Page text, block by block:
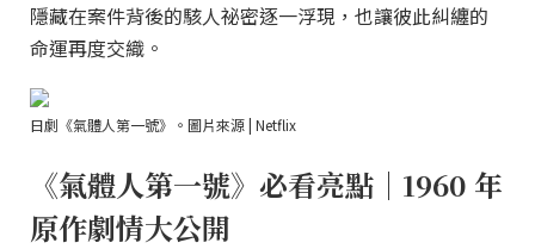
隱藏在案件背後的駭人祕密逐一浮現，也讓彼此糾纏的
命運再度交織。
日劇《氣體人第一號》。圖片來源 | Netflix
《氣體人第一號》必看亮點｜1960 年
原作劇情大公開